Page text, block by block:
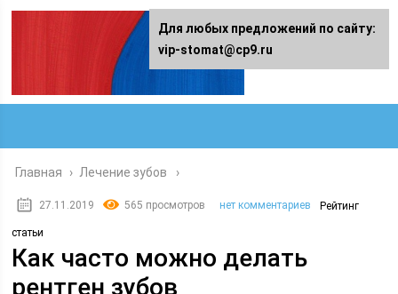
Главная › Лечение зубов
27.11.2019 565 просмотров нет комментариев Рейтинг
статьи
Как часто можно делать
рентген зубов
Для любых предложений по сайту:
vip-stomat@cp9.ru